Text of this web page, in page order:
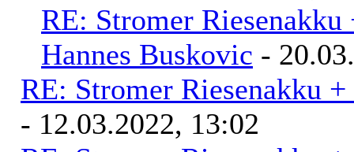
RE: Stromer
Hannes Buskovic -
RE: Stromer Riesenakku
- 12.03.2022, 13:02